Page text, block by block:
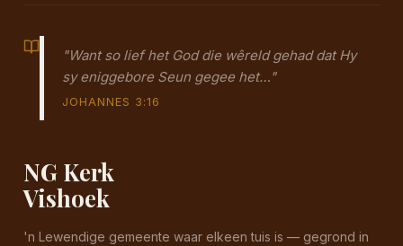
"Want so lief het God die wêreld gehad dat Hy
sy eniggebore Seun gegee het…"
JOHANNES 3:16
NG Kerk
Vishoek
'n Lewendige gemeente waar elkeen tuis is — gegrond in